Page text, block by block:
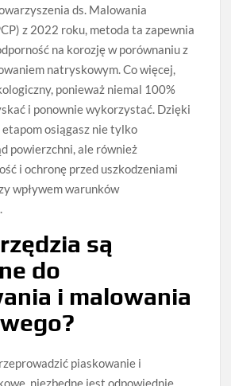
ds. Malowania
z 2022 roku, metoda ta zapewnia
na korozję w porównaniu z
natryskowym. Co więcej,
ponieważ niemal 100%
i ponownie wykorzystać. Dzięki
osiągasz nie tylko
powierzchni, ale również
i ochronę przed uszkodzeniami
wpływem warunków
są
do
i malowania
piaskowanie i
niezbędne jest odpowiednie